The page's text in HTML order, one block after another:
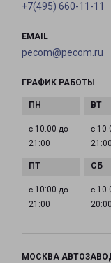
+7(495) 660-11-11
EMAIL
pecom@pecom.ru
ГРАФИК РАБОТЫ
с 10:00 до
21:00
с
21:00
с 10:00 до
21:00
с
20:00
МОСКВА